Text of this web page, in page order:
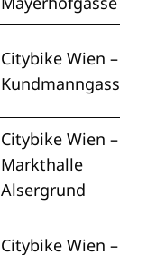
Citybike Wien –
Kundmanngasse
Citybike Wien –
Markthalle
Alsergrund
Citybike Wien –